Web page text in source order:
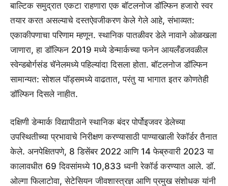
बाल्टिक समुद्रात एकटा राहणारा एक बॉटलनोज डॉल्फिन हजारो स्वर
तयार करत असल्याचे दस्तऐवजीकरण केले गेले आहे, संभाव्यत:
एकाकीपणाचा परिणाम म्हणून. स्थानिक पातळीवर डेले नावाने ओळखला
जाणारा, हा डॉल्फिन 2019 मध्ये डेन्मार्कच्या फनेन आयलँडजवळील
स्वेन्डबोर्गसंड चॅनेलमध्ये पहिल्यांदा दिसला होता. बॉटलनोज डॉल्फिन
सामान्यत: सोशल पॉड्समध्ये वाढतात, परंतु या भागात इतर कोणतेही
डॉल्फिन दिसले नाहीत.
दक्षिणी डेन्मार्क विद्यापीठाने स्थानिक बंदर पोर्पोइजवर डेलेच्या
उपस्थितीच्या प्रभावाचे निरीक्षण करण्यासाठी पाण्याखाली रेकॉर्डर तैनात
केले. अनपेक्षितपणे, 8 डिसेंबर 2022 आणि 14 फेब्रुवारी 2023 या
कालावधीत 69 दिवसांमध्ये 10,833 ध्वनी रेकॉर्ड करण्यात आले. डॉ.
ओल्गा फिलाटोवा, सेटेसियन जीवशास्त्रज्ञ आणि प्रमुख संशोधक यांनी